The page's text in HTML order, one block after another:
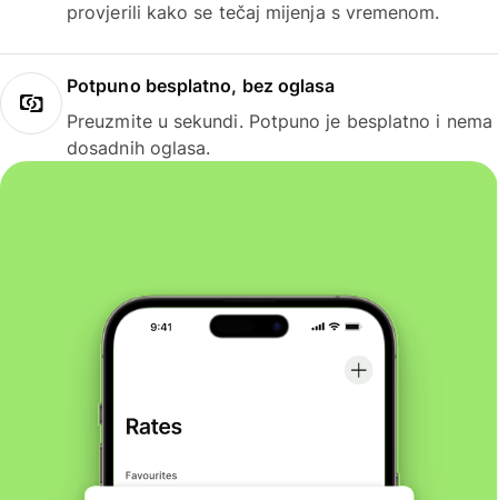
provjerili kako se tečaj mijenja s vremenom.
Potpuno besplatno, bez oglasa
Preuzmite u sekundi. Potpuno je besplatno i nema
dosadnih oglasa.